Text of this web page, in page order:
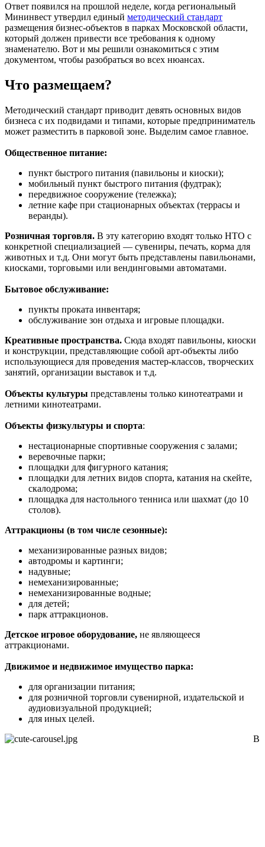
Ответ появился на прошлой неделе, когда региональный
Мининвест утвердил единый методический стандарт
размещения бизнес-объектов в парках Московской области,
который должен привести все требования к одному
знаменателю. Вот и мы решили ознакомиться с этим
документом, чтобы разобраться во всех нюансах.
Что размещаем?
Методический стандарт приводит девять основных видов
бизнеса с их подвидами и типами, которые предприниматель
может разместить в парковой зоне. Выделим самое главное.
Общественное питание:
пункт быстрого питания (павильоны и киоски);
мобильный пункт быстрого питания (фудтрак);
передвижное сооружение (тележка);
летние кафе при стационарных объектах (террасы и
веранды).
Розничная торговля. В эту категорию входят только НТО с
конкретной специализацией — сувениры, печать, корма для
животных и т.д. Они могут быть представлены павильонами,
киосками, торговыми или вендинговыми автоматами.
Бытовое обслуживание:
пункты проката инвентаря;
обслуживание зон отдыха и игровые площадки.
Креативные пространства. Сюда входят павильоны, киоски
и конструкции, представляющие собой арт-объекты либо
использующиеся для проведения мастер-классов, творческих
занятий, организации выставок и т.д.
Объекты культуры представлены только кинотеатрами и
летними кинотеатрами.
Объекты физкультуры и спорта:
нестационарные спортивные сооружения с залами;
веревочные парки;
площадки для фигурного катания;
площадки для летних видов спорта, катания на скейте,
скалодрома;
площадка для настольного тенниса или шахмат (до 10
столов).
Аттракционы (в том числе сезонные):
механизированные разных видов;
автодромы и картинги;
надувные;
немеханизированные;
немеханизированные водные;
для детей;
парк аттракционов.
Детское игровое оборудование, не являющееся
аттракционами.
Движимое и недвижимое имущество парка:
для организации питания;
для розничной торговли сувенирной, издательской и
аудиовизуальной продукцией;
для иных целей.
В